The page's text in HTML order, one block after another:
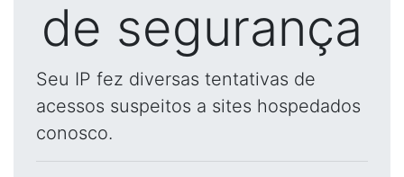
de segurança
Seu IP fez diversas tentativas de
acessos suspeitos a sites hospedados
conosco.